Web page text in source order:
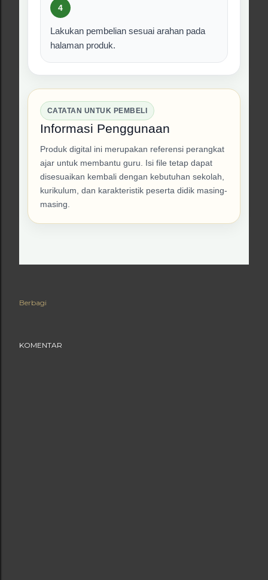
Oktober 25, 2025
SOAL LATIHAN TKA BIOLOGI PAKET 3
DAN PEMBAHASANNYA
Berbagi 3 komentar
Diberdayakan oleh Blogger